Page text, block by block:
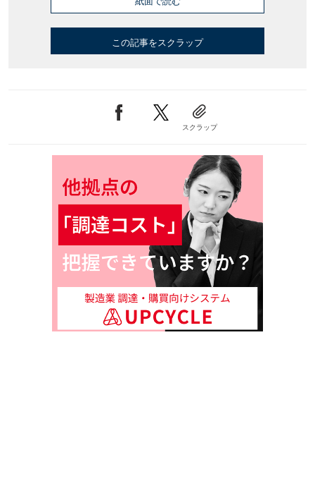
この記事をスクラップ
スクラップ